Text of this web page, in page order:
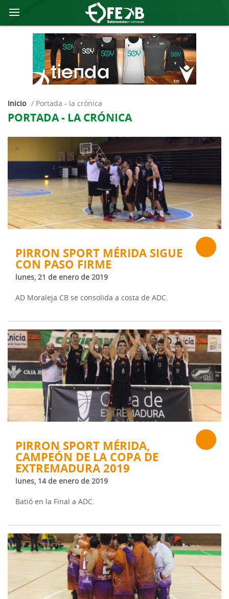
Inicio / portada - la crónica
PORTADA - LA CRÓNICA
PIRRON SPORT MÉRIDA SIGUE
CON PASO FIRME
lunes, 21 de enero de 2019
AD Moraleja CB se consolida a costa de ADC.
PIRRON SPORT MÉRIDA,
CAMPEÓN DE LA COPA DE
EXTREMADURA 2019
lunes, 14 de enero de 2019
Batió en la Final a ADC.